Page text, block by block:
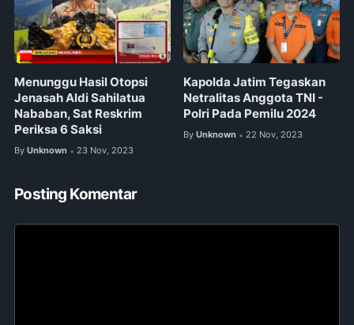
Menunggu Hasil Otopsi
Jenasah Aldi Sahilatua
Nababan, Sat Reskrim
Periksa 6 Saksi
By Unknown • 23 Nov, 2023
Kapolda Jatim Tegaskan
Netralitas Anggota TNI -
Polri Pada Pemilu 2024
By Unknown • 22 Nov, 2023
Posting Komentar